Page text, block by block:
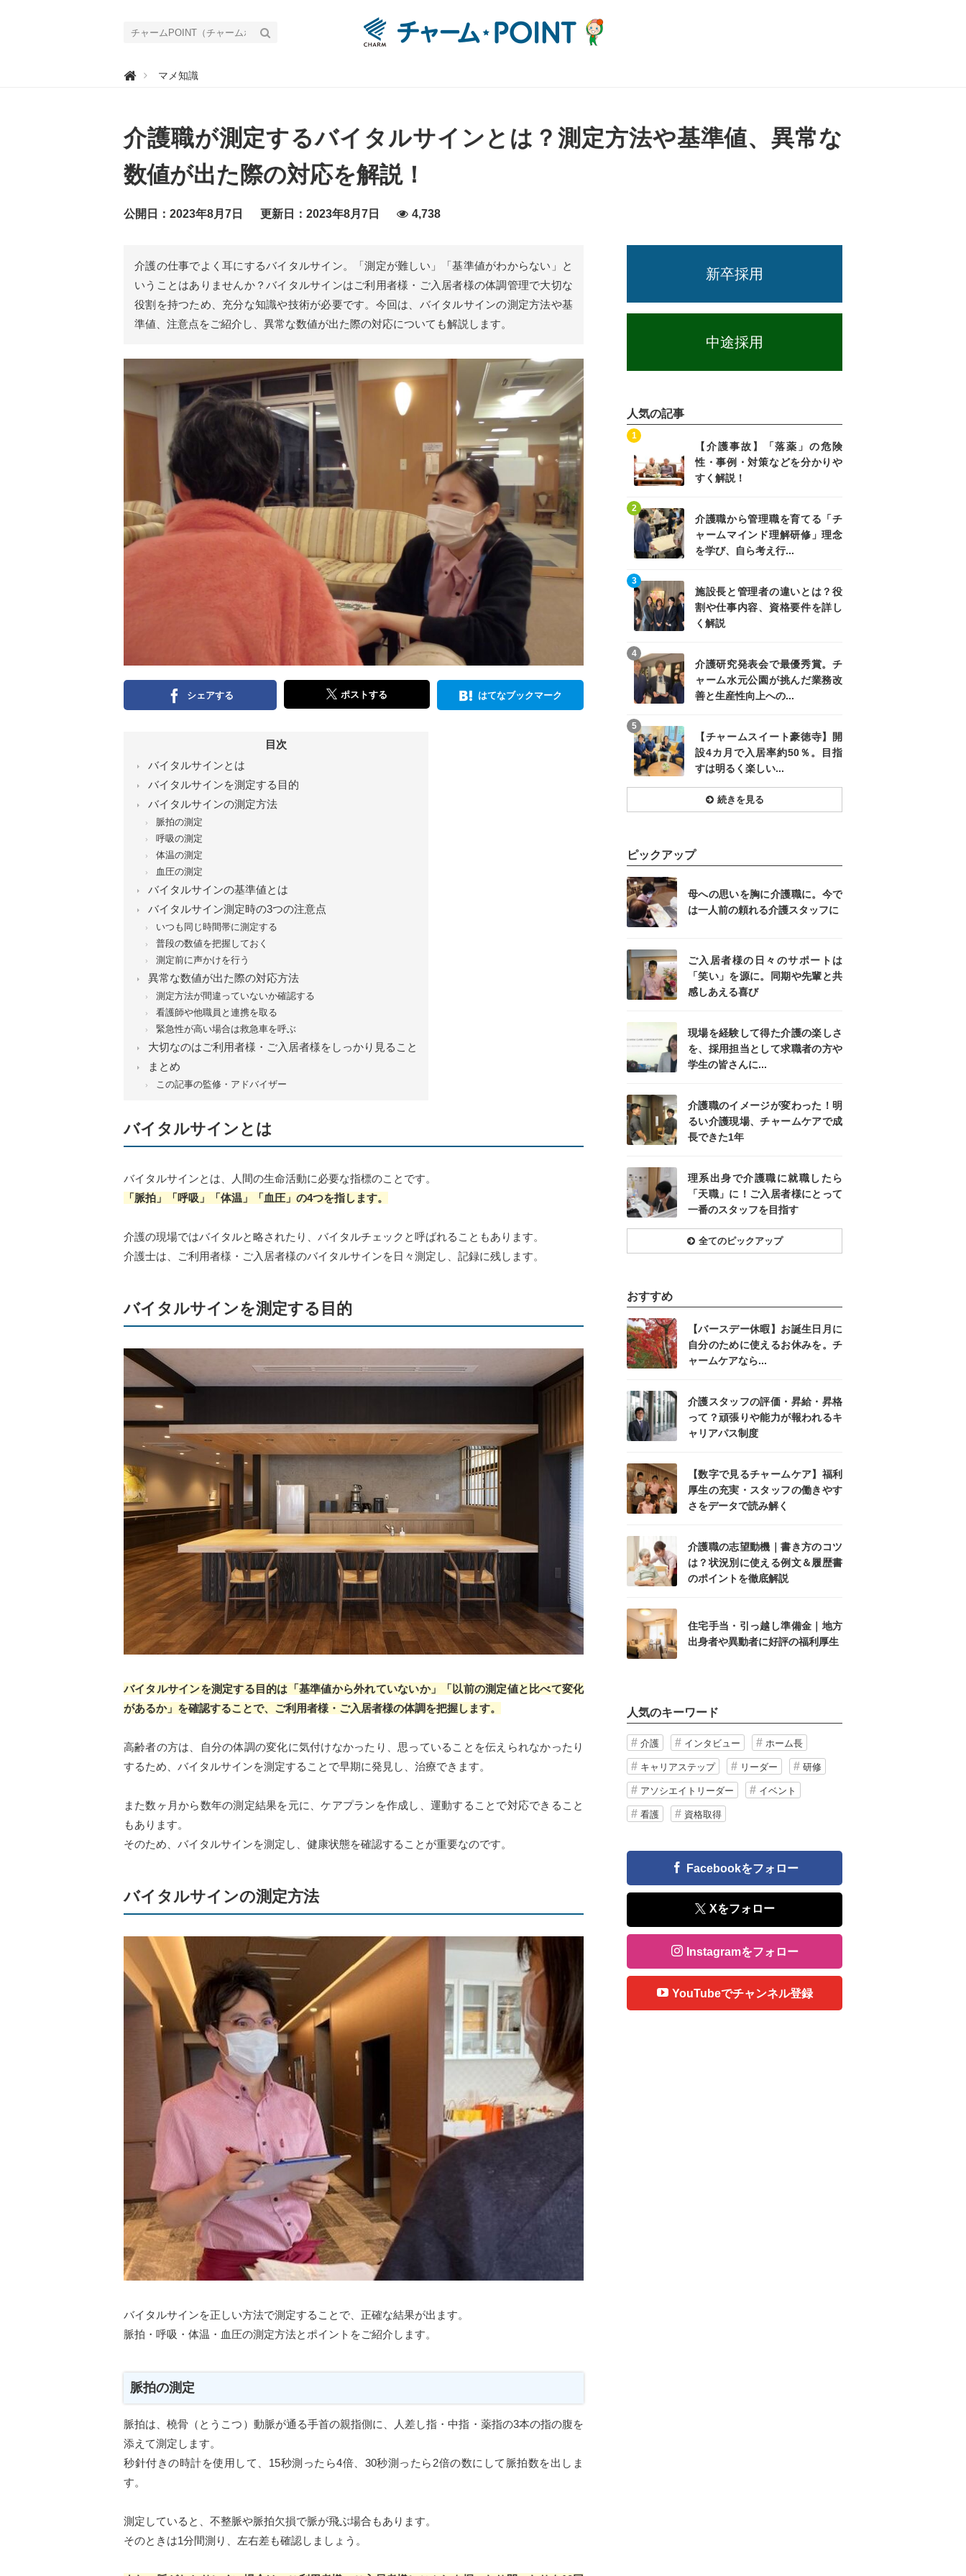
チ
O
I
（
チ
ャ
ム
ポ
｜
護
働
リ
を
え
る
メ
マメ知識
介護職が測定するバイタルサインとは？測定方法や基準値、異常な
数値が出た際の対応を解説！
公開日：2023年8月7日 更新日：2023年8月7日 4,738
介護の仕事でよく耳にするバイタルサイン。「測定が難しい」「基準値がわからない」と
いうことはありませんか？バイタルサインはご利用者様・ご入居者様の体調管理で大切な
役割を持つため、充分な知識や技術が必要です。今回は、バイタルサインの測定方法や基
準値、注意点をご紹介し、異常な数値が出た際の対応についても解説します。
シェアする ポストする はてなブックマーク
目次
バイタルサインとは
バイタルサインを測定する目的
バイタルサインの測定方法
脈拍の測定
呼吸の測定
体温の測定
血圧の測定
バイタルサインの基準値とは
バイタルサイン測定時の3つの注意点
いつも同じ時間帯に測定する
普段の数値を把握しておく
測定前に声かけを行う
異常な数値が出た際の対応方法
測定方法が間違っていないか確認する
看護師や他職員と連携を取る
緊急性が高い場合は救急車を呼ぶ
大切なのはご利用者様・ご入居者様をしっかり見ること
まとめ
この記事の監修・アドバイザー
バイタルサインとは
バイタルサインとは、人間の生命活動に必要な指標のことです。
「脈拍」「呼吸」「体温」「血圧」の4つを指します。
介護の現場ではバイタルと略されたり、バイタルチェックと呼ばれることもあります。
介護士は、ご利用者様・ご入居者様のバイタルサインを日々測定し、記録に残します。
バイタルサインを測定する目的
バイタルサインを測定する目的は「基準値から外れていないか」「以前の測定値と比べて変化
があるか」を確認することで、ご利用者様・ご入居者様の体調を把握します。
高齢者の方は、自分の体調の変化に気付けなかったり、思っていることを伝えられなかったり
するため、バイタルサインを測定することで早期に発見し、治療できます。
また数ヶ月から数年の測定結果を元に、ケアプランを作成し、運動することで対応できること
もあります。
そのため、バイタルサインを測定し、健康状態を確認することが重要なのです。
バイタルサインの測定方法
バイタルサインを正しい方法で測定することで、正確な結果が出ます。
脈拍・呼吸・体温・血圧の測定方法とポイントをご紹介します。
脈拍の測定
脈拍は、橈骨（とうこつ）動脈が通る手首の親指側に、人差し指・中指・薬指の3本の指の腹を
添えて測定します。
秒針付きの時計を使用して、15秒測ったら4倍、30秒測ったら2倍の数にして脈拍数を出しま
す。
測定していると、不整脈や脈拍欠損で脈が飛ぶ場合もあります。
そのときは1分間測り、左右差も確認しましょう。
新卒採用
中途採用
人気の記事
【介護事故】「落薬」の危険
性・事例・対策などを分かりや
すく解説！
1
記事を読む
介護職から管理職を育てる「チ
ャームマインド理解研修」理念
を学び、自ら考え行...
2
記事を読む
施設長と管理者の違いとは？役
割や仕事内容、資格要件を詳し
く解説
3
記事を読む
介護研究発表会で最優秀賞。チ
ャーム水元公園が挑んだ業務改
善と生産性向上への...
4
【チャームスイート豪徳寺】開
設4カ月で入居率約50％。目指
すは明るく楽しい...
5
続きを見る
ピックアップ
母への思いを胸に介護職に。今で
は一人前の頼れる介護スタッフに
ご入居者様の日々のサポートは
「笑い」を源に。同期や先輩と共
感しあえる喜び
現場を経験して得た介護の楽しさ
を、採用担当として求職者の方や
学生の皆さんに...
介護職のイメージが変わった！明
るい介護現場、チャームケアで成
長できた1年
理系出身で介護職に就職したら
「天職」に！ご入居者様にとって
一番のスタッフを目指す
全てのピックアップ
おすすめ
【バースデー休暇】お誕生日月に
自分のために使えるお休みを。チ
ャームケアなら...
介護スタッフの評価・昇給・昇格
って？頑張りや能力が報われるキ
ャリアパス制度
【数字で見るチャームケア】福利
厚生の充実・スタッフの働きやす
さをデータで読み解く
記事を読む
介護職の志望動機｜書き方のコツ
は？状況別に使える例文＆履歴書
のポイントを徹底解説
記事を読む
住宅手当・引っ越し準備金｜地方
出身者や異動者に好評の福利厚生
記事を読む
人気のキーワード
介護 インタビュー ホーム長
キャリアステップ リーダー 研修
アソシエイトリーダー イベント
看護 資格取得
Facebookをフォロー
Xをフォロー
Instagramをフォロー
YouTubeでチャンネル登録